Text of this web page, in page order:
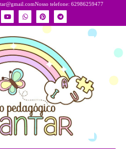
Nosso telefone: 62986259477